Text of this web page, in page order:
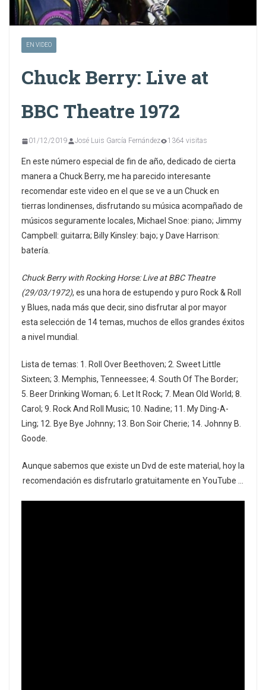
EN VIDEO
Chuck Berry: Live at
BBC Theatre 1972
01/12/2019 José Luis García Fernández 1364 visitas
En este número especial de fin de año, dedicado de cierta
manera a Chuck Berry, me ha parecido interesante
recomendar este video en el que se ve a un Chuck en
tierras londinenses, disfrutando su música acompañado de
músicos seguramente locales, Michael Snoe: piano; Jimmy
Campbell: guitarra; Billy Kinsley: bajo; y Dave Harrison:
batería.
Chuck Berry with Rocking Horse: Live at BBC Theatre
(29/03/1972), es una hora de estupendo y puro Rock & Roll
y Blues, nada más que decir, sino disfrutar al por mayor
esta selección de 14 temas, muchos de ellos grandes éxitos
a nivel mundial.
Lista de temas: 1. Roll Over Beethoven; 2. Sweet Little
Sixteen; 3. Memphis, Tenneessee; 4. South Of The Border;
5. Beer Drinking Woman; 6. Let It Rock; 7. Mean Old World; 8.
Carol; 9. Rock And Roll Music; 10. Nadine; 11. My Ding-A-
Ling; 12. Bye Bye Johnny; 13. Bon Soir Cherie; 14. Johnny B.
Goode.
Aunque sabemos que existe un Dvd de este material, hoy la
recomendación es disfrutarlo gratuitamente en YouTube …